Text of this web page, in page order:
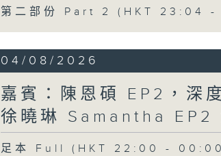
第二部份 Part 2 (HKT 23:04
04/08/2026
嘉賓：陳恩碩 EP2，深
徐曉琳 Samantha EP2
足本 Full (HKT 22:00 -